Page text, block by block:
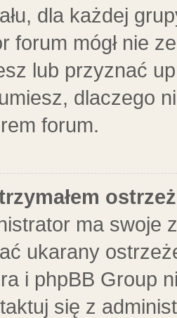
dla każdej
forum mógł nie
lub przyznać
dlaczego
forum.
ma swoje
ukarany
i phpBB Group
się z